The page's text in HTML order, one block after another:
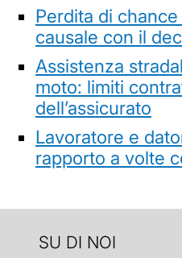
Perdita di
causale con il
Assistenza
moto: limiti
dell’assicurato
Lavoratore e
rapporto a volte
SU DI NOI